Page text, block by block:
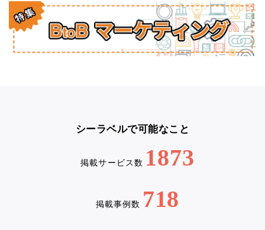
シーラベルで可能なこと
掲載サービス数 1873
掲載事例数 718